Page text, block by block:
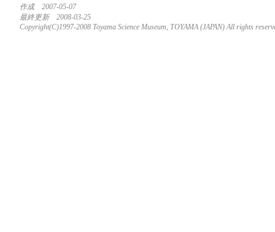
作成 2007-05-07
最終更新 2008-03-25
Copyright(C)1997-2008 Toyama Science Museum, TOYAMA (JAPAN) All rights